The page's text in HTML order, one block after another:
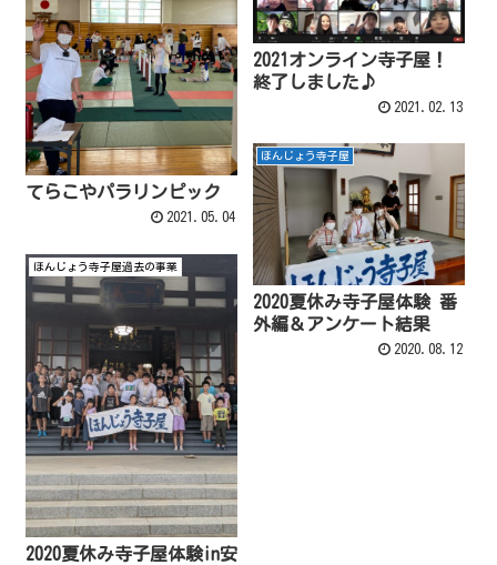
てらこやパラリンピック
2021.05.04
2021オンライン寺子屋！
終了しました♪
2021.02.13
ほんじょう寺子屋
2020夏休み寺子屋体験 番
外編＆アンケート結果
2020.08.12
ほんじょう寺子屋過去の事業
2020夏休み寺子屋体験in安